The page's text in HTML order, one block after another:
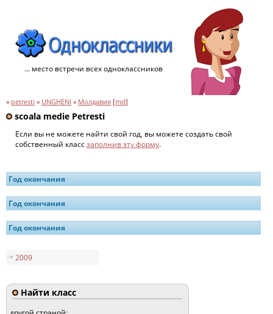
... место встречи всех одноклассников
» petresti » UNGHENI » Молдавия [md]
scoala medie Petresti
Если вы не можете найти свой год, вы можете создать свой
собственный классзаполнив эту форму.
Год окончания
Год окончания
Год окончания
2009
Найти класс